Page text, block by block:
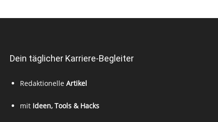
Dein täglicher Karriere-Begleiter
Redaktionelle Artikel
mit Ideen, Tools & Hacks